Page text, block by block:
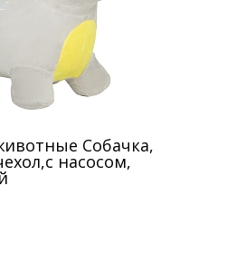
Собачка,
насосом,